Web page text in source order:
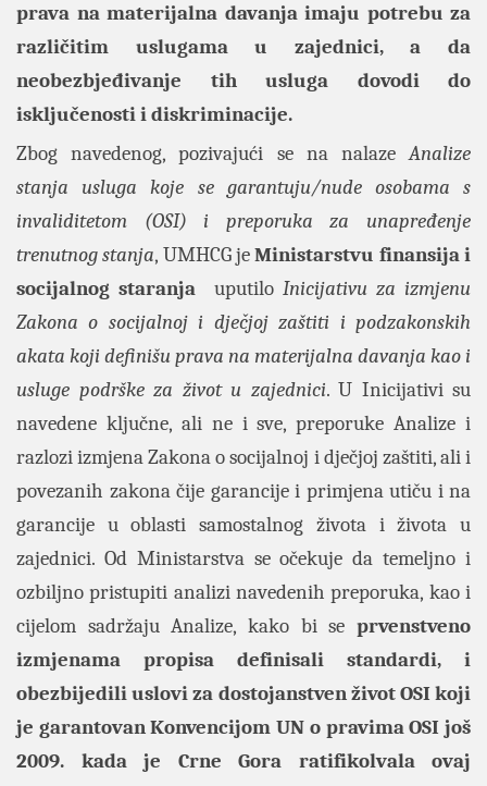
prava na materijalna davanja imaju potrebu za
različitim uslugama u zajednici, a da
neobezbjeđivanje tih usluga dovodi do
isključenosti i diskriminacije.
Zbog navedenog, pozivajući se na nalazeAnalize
stanja usluga koje se garantuju/nude osobama s
invaliditetom (OSI) i preporuka za unapređenje
trenutnog stanja, UMHCG jeMinistarstvu finansija i
socijalnog staranja uputilo Inicijativu za izmjenu
Zakona o socijalnoj i dječjoj zaštiti i podzakonskih
akata koji definišu prava na materijalna davanja kao i
usluge podrške za život u zajednici. U Inicijativi su
navedene ključne, ali ne i sve, preporuke Analize i
razlozi izmjena Zakona o socijalnoj i dječjoj zaštiti, ali i
povezanih zakona čije garancije i primjena utiču i na
garancije u oblasti samostalnog života i života u
zajednici. Od Ministarstva se očekuje da temeljno i
ozbiljno pristupiti analizi navedenih preporuka, kao i
cijelom sadržaju Analize, kako bi se prvenstveno
izmjenama propisa definisali standardi, i
obezbijedili uslovi za dostojanstven život OSI koji
je garantovan Konvencijom UN o pravima OSI još
2009. kada je Crne Gora ratifikolvala ovaj